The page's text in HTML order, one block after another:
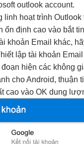
outlook account.
linh hoạttrình Outlook
ổn định cao vào bắt
khoản Email khác,
lập tài khoản
hiện các không
cho Android,thuận
cao vào OKdung